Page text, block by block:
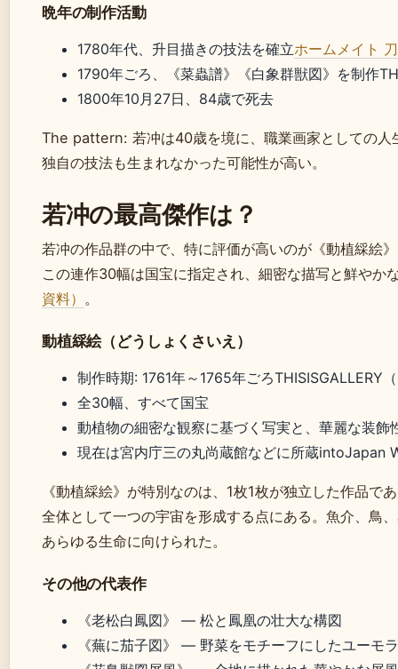
晩年の制作活動
1780年代、升目描きの技法を確立ホームメイト
1790年ごろ、《菜蟲譜》《白象群獣図》を制作
1800年10月27日、84歳で死去
The pattern: 若冲は40歳を境に、職業画家としての人
独自の技法も生まれなかった可能性が高い。
若冲の最高傑作は？
若冲の作品群の中で、特に評価が高いのが《動植綵絵
この連作30幅は国宝に指定され、細密な描写と鮮やか
資料） 。
動植綵絵（どうしょくさいえ）
制作時期: 1761年～1765年ごろTHISISGALLERY
全30幅、すべて国宝
動植物の細密な観察に基づく写実と、華麗な装飾
現在は宮内庁三の丸尚蔵館などに所蔵intoJapan
《動植綵絵》が特別なのは、1枚1枚が独立した作品で
全体として一つの宇宙を形成する点にある。魚介、
あらゆる生命に向けられた。
その他の代表作
《老松白鳳図》 — 松と鳳凰の壮大な構図
《蕪に茄子図》 — 野菜をモチーフにしたユーモ